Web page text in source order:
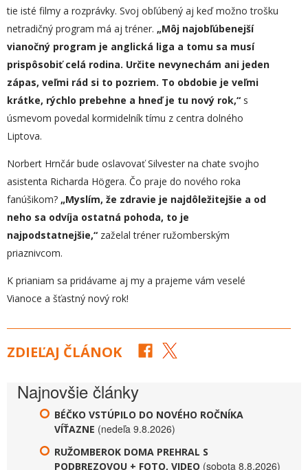
tie isté filmy a rozprávky. Svoj obľúbený aj keď možno trošku
netradičný program má aj tréner. „Môj najobľúbenejší
vianočný program je anglická liga a tomu sa musí
prispôsobiť celá rodina. Určite nevynechám ani jeden
zápas, veľmi rád si to pozriem. To obdobie je veľmi
krátke, rýchlo prebehne a hneď je tu nový rok,“ s
úsmevom povedal kormidelník tímu z centra dolného
Liptova.
Norbert Hrnčár bude oslavovať Silvester na chate svojho
asistenta Richarda Högera. Čo praje do nového roka
fanúšikom? „Myslím, že zdravie je najdôležitejšie a od
neho sa odvíja ostatná pohoda, to je
najpodstatnejšie,“ zaželal tréner ružomberským
priaznivcom.
K prianiam sa pridávame aj my a prajeme vám veselé
Vianoce a šťastný nový rok!
ZDIEĽAJ ČLÁNOK
Najnovšie články
BÉČKO VSTÚPILO DO NOVÉHO ROČNÍKA
VÍŤAZNE (nedeľa 9.8.2026)
RUŽOMBEROK DOMA PREHRAL S
PODBREZOVOU + FOTO, VIDEO (sobota 8.8.2026)